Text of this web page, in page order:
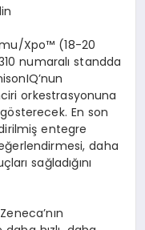
Xpo™ (18-20
numaralıstandda
’nun
orkestrasyonuna
österecek. En son
şentegre
ğerlendirmesi, daha
çlarısağladığını
’nın